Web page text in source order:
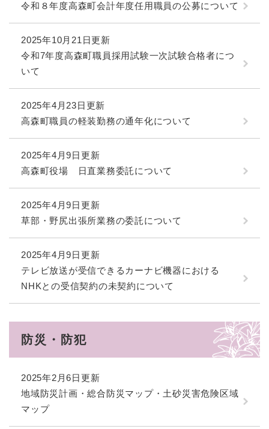
令和８年度高森町会計年度任用職員の公募について
2025年10月21日更新
令和7年度高森町職員採用試験一次試験合格者につ
いて
2025年4月23日更新
高森町職員の軽装勤務の通年化について
2025年4月9日更新
高森町役場 日直業務委託について
2025年4月9日更新
草部・野尻出張所業務の委託について
2025年4月9日更新
テレビ放送が受信できるカーナビ機器における
NHKとの受信契約の未契約について
防災・防犯
2025年2月6日更新
地域防災計画・総合防災マップ・土砂災害危険区域
マップ